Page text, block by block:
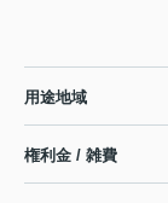
用途地域
権利金 / 雑費